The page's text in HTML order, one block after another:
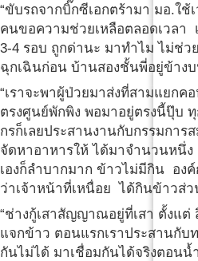
“ขับรถจากบิ๊กซีเอกตร้ามา มอ.ใช้
คนขอความช่วยเหลือตลอดเวลา
3-4 รอบ ถูกด่านะ มาทำไม ไม่ช่ว
ฉุกเฉินก่อน บ้านสองชั้นพี่อยู่ข้างบ
“เราจะพาผู้ป่วยมาส่งที่สามแยกค
ตรงศูนย์พักพิง พอมาอยู่ตรงนี้ปุ๊บ
กรก็เลยประสานงานกับกรรมกา
จัดหาอาหารให้ ได้มาจำนวนหนึ่ง
เองก็ลำบากมาก ข้าวไม่มีกิน อง
ว่าเจ้าหน้าที่เหนื่อย ได้กินข้าวส่
“ช่างกู้เสาสัญญาณอยู่ที่เสา ตั้งแต่
แจกข้าว ตอนแรกเราประสานกับ
กันไม่ได้ มาเชื่อมกันได้จริงตอน